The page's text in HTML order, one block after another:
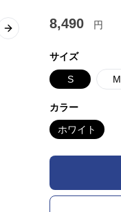
Next slide
8,490 円
サイズ
S M
カラー
ホワイト